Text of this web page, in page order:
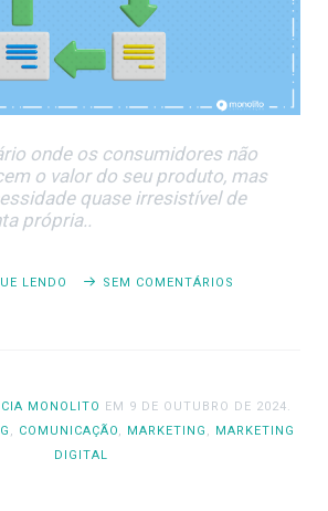
onde os consumidores não
o valor do seu produto, mas
quase irresistível de
própria..
LENDO SEM COMENTÁRIOS
MONOLITO EM 9 DE OUTUBRO DE 2024
COMUNICAÇÃO MARKETING
MARKETING
DIGITAL